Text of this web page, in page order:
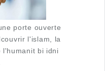
porte ouverte
l'islam, la
l'humanit bi idni